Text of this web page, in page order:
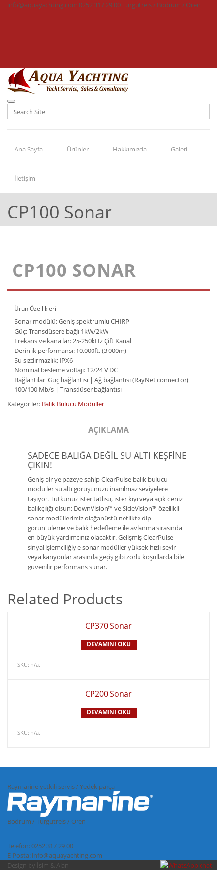
info@aquayachting.com 0252 317 29 00Turgutreis / Bodrum / Ören
Ana Sayfa Ürünler Hakkımızda Galeri
İletişim
CP100 Sonar
CP100 SONAR
Ürün Özellikleri
Sonar modülü: Geniş spektrumlu CHIRP
Güç: Transdüsere bağlı 1kW/2kW
Frekans ve kanallar: 25-250kHz Çift Kanal
Derinlik performansı: 10.000ft. (3.000m)
Su sızdırmazlık: IPX6
Nominal besleme voltajı: 12/24 V DC
Bağlantılar: Güç bağlantısı | Ağ bağlantısı (RayNet connector)
100/100 Mb/s | Transdüser bağlantısı
Kategoriler: Balık Bulucu Modüller
AÇIKLAMA
SADECE BALIĞA DEĞİL SU ALTI KEŞFİNE
ÇIKIN!
Geniş bir yelpazeye sahip ClearPulse balık bulucu
modüller su altı görüşünüzü inanılmaz seviyelere
taşıyor. Tutkunuz ister tatlısu, ister kıyı veya açık deniz
balıkçılığı olsun; DownVision™ ve SideVision™ özellikli
sonar modüllerimiz olağanüstü netlikte dip
görüntüleme ve balık hedefleme ile avlanma sırasında
en büyük yardımcınız olacaktır. Gelişmiş ClearPulse
sinyal işlemciliğiyle sonar modüller yüksek hızlı seyir
veya kanyonlar arasında geçiş gibi zorlu koşullarda bile
güvenilir performans sunar.
Related Products
CP370 Sonar
DEVAMINI OKU
SKU: n/a.
CP200 Sonar
DEVAMINI OKU
SKU: n/a.
Raymarine yetkili servis / Yedek parça
Bodrum / Turgutreis / Ören
Telefon: 0252 317 29 00
E-Posta: info@aquayachting.com
Design by İsim & Alan